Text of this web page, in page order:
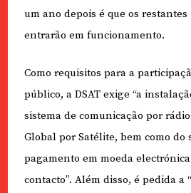
um ano depois é que os restantes
entrarão em funcionamento.
Como requisitos para a
público, a DSAT exige “a
sistema de comunicação por
Global por Satélite, bem como do
pagamento em moeda
contacto”. Além disso, é pedida a